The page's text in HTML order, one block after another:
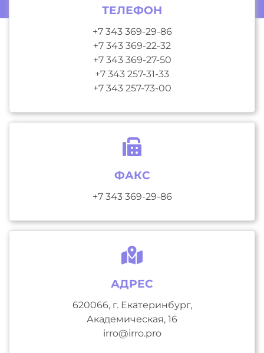
ТЕЛЕФОН
+7 343 369-29-86
+7 343 369-22-32
+7 343 369-27-50
+7 343 257-31-33
+7 343 257-73-00
ФАКС
+7 343 369-29-86
АДРЕС
620066, г. Екатеринбург,
Академическая, 16
irro@irro.pro